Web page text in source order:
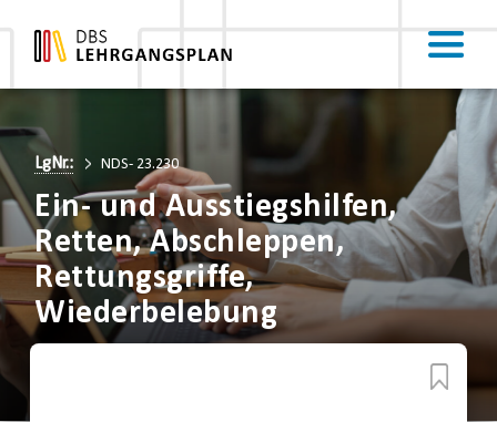
LgNr.: NDS- 23.230
Ein- und Ausstiegshilfen,
Retten, Abschleppen,
Rettungsgriffe,
Wiederbelebung